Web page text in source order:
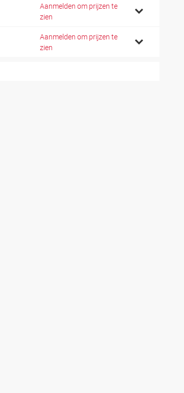
Aanmelden om prijzen te
zien
Aanmelden om prijzen te
zien